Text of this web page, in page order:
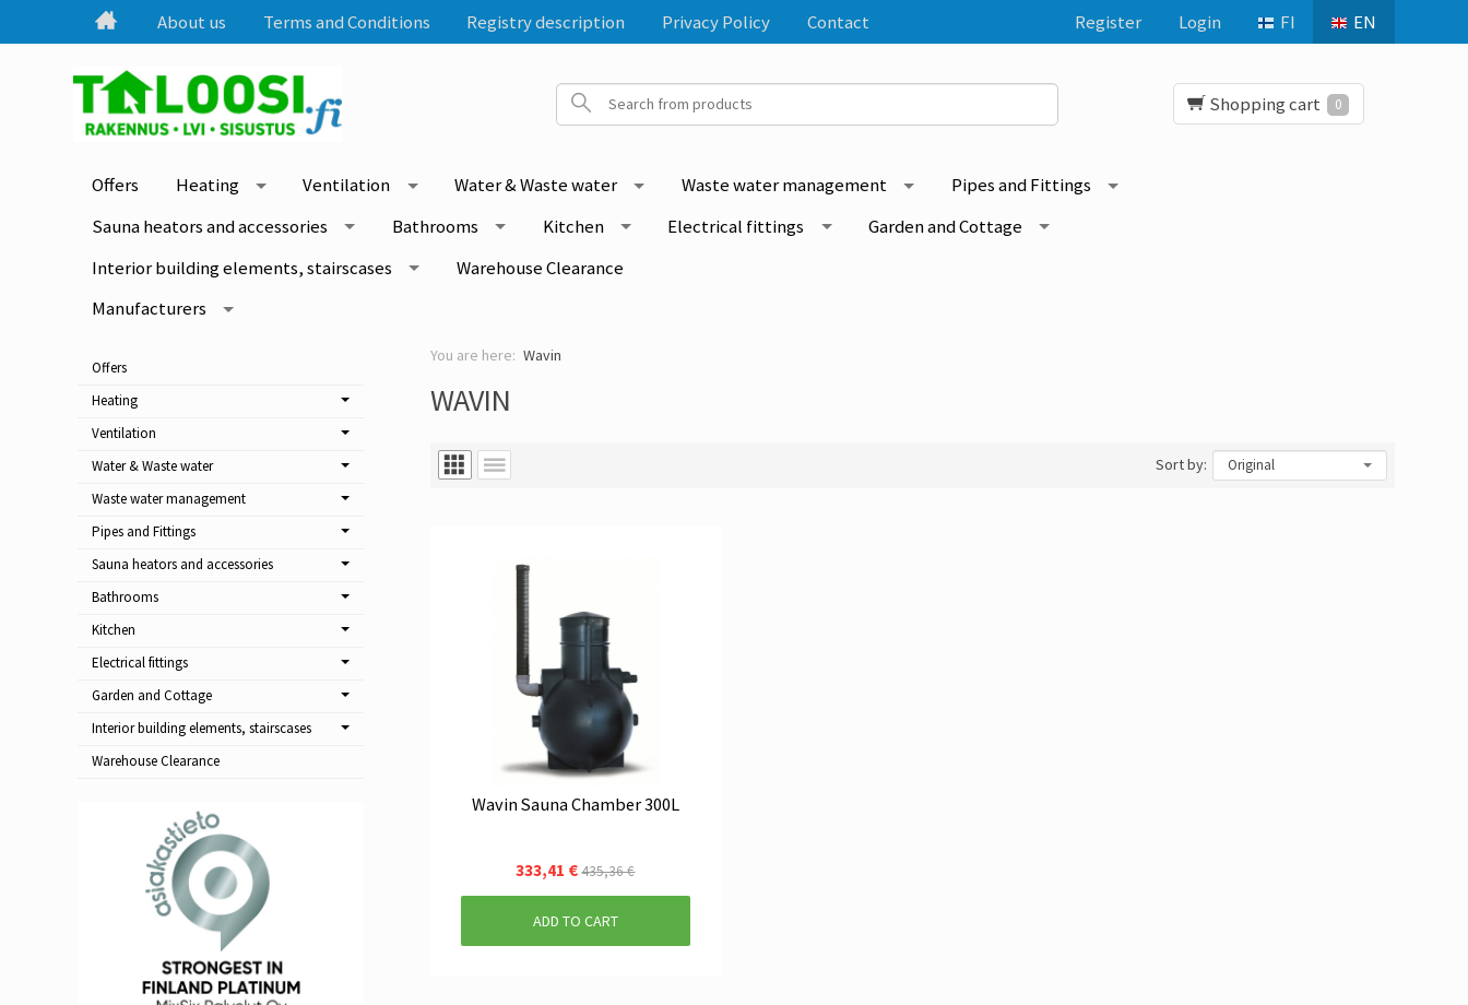
FI EN
Register Login
About us Terms and Conditions Registry description Privacy Policy Contact
Shopping cart 0
Offers Heating Ventilation Water & Waste water Waste water management
Pipes and Fittings
Sauna heators and accessories
Bathrooms Kitchen Electrical fittings
Garden and Cottage
Interior building elements, stairscases
Warehouse Clearance
Manufacturers
Wavin
WAVIN
Sort by:
Wavin Sauna Chamber 300L
333,41 € 435,36 €
ADD TO CART
Offers
Heating
Ventilation
Water & Waste water
Waste water management
Pipes and Fittings
Sauna heators and accessories
Bathrooms
Kitchen
Electrical fittings
Garden and Cottage
Interior building elements, stairscases
Warehouse Clearance